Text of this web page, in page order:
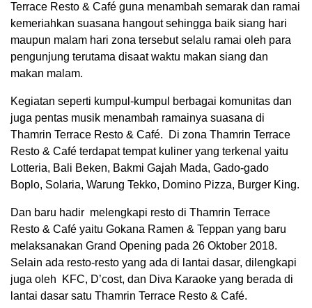
Terrace Resto & Café guna menambah semarak dan ramai
kemeriahkan suasana hangout sehingga baik siang hari
maupun malam hari zona tersebut selalu ramai oleh para
pengunjung terutama disaat waktu makan siang dan
makan malam.
Kegiatan seperti kumpul-kumpul berbagai komunitas dan
juga pentas musik menambah ramainya suasana di
Thamrin Terrace Resto & Café. Di zona Thamrin Terrace
Resto & Café terdapat tempat kuliner yang terkenal yaitu
Lotteria, Bali Beken, Bakmi Gajah Mada, Gado-gado
Boplo, Solaria, Warung Tekko, Domino Pizza, Burger King.
Dan baru hadir melengkapi resto di Thamrin Terrace
Resto & Café yaitu Gokana Ramen & Teppan yang baru
melaksanakan Grand Opening pada 26 Oktober 2018.
Selain ada resto-resto yang ada di lantai dasar, dilengkapi
juga oleh KFC, D’cost, dan Diva Karaoke yang berada di
lantai dasar satu Thamrin Terrace Resto & Café.